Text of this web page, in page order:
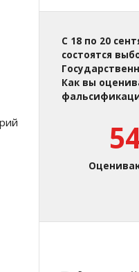
С 18 по 20
состоятся
Как вы